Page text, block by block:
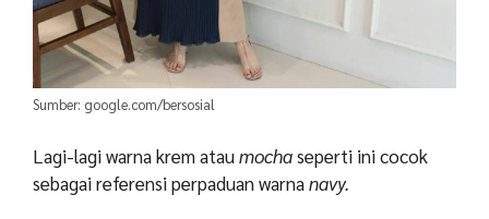
Sumber: google.com/bersosial
Lagi-lagi warna krem ataumochaseperti ini cocok
sebagai referensi perpaduan warnanavy.